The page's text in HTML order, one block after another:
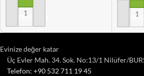
SEPETE EKLE
Evinize değer katar
Üç Evler Mah. 34. Sok. No:13/1 Nilüfer/
Telefon: +90 532 711 19 45